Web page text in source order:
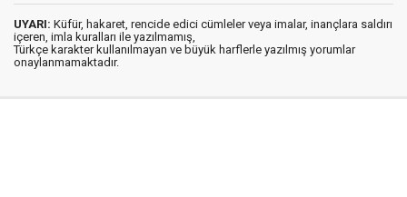
UYARI: Küfür, hakaret, rencide edici cümleler veya imalar, inançlara saldırı
içeren, imla kuralları ile yazılmamış,
Türkçe karakter kullanılmayan ve büyük harflerle yazılmış yorumlar
onaylanmamaktadır.